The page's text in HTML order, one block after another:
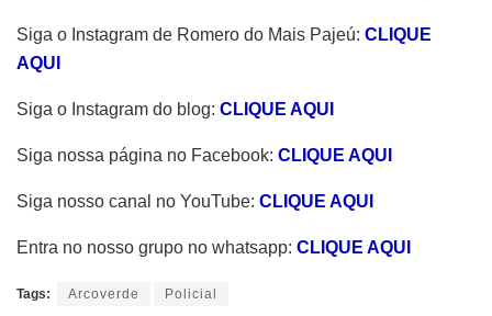
Siga o Instagram de Romero do Mais Pajeú: CLIQUE
AQUI
Siga o Instagram do blog: CLIQUE AQUI
Siga nossa página no Facebook: CLIQUE AQUI
Siga nosso canal no YouTube: CLIQUE AQUI
Entra no nosso grupo no whatsapp: CLIQUE AQUI
Tags: Arcoverde Policial